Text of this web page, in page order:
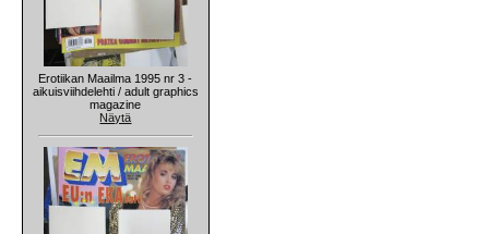
Erotiikan Maailma 1995 nr 3 -
aikuisviihdelehti / adult graphics
magazine
Näytä